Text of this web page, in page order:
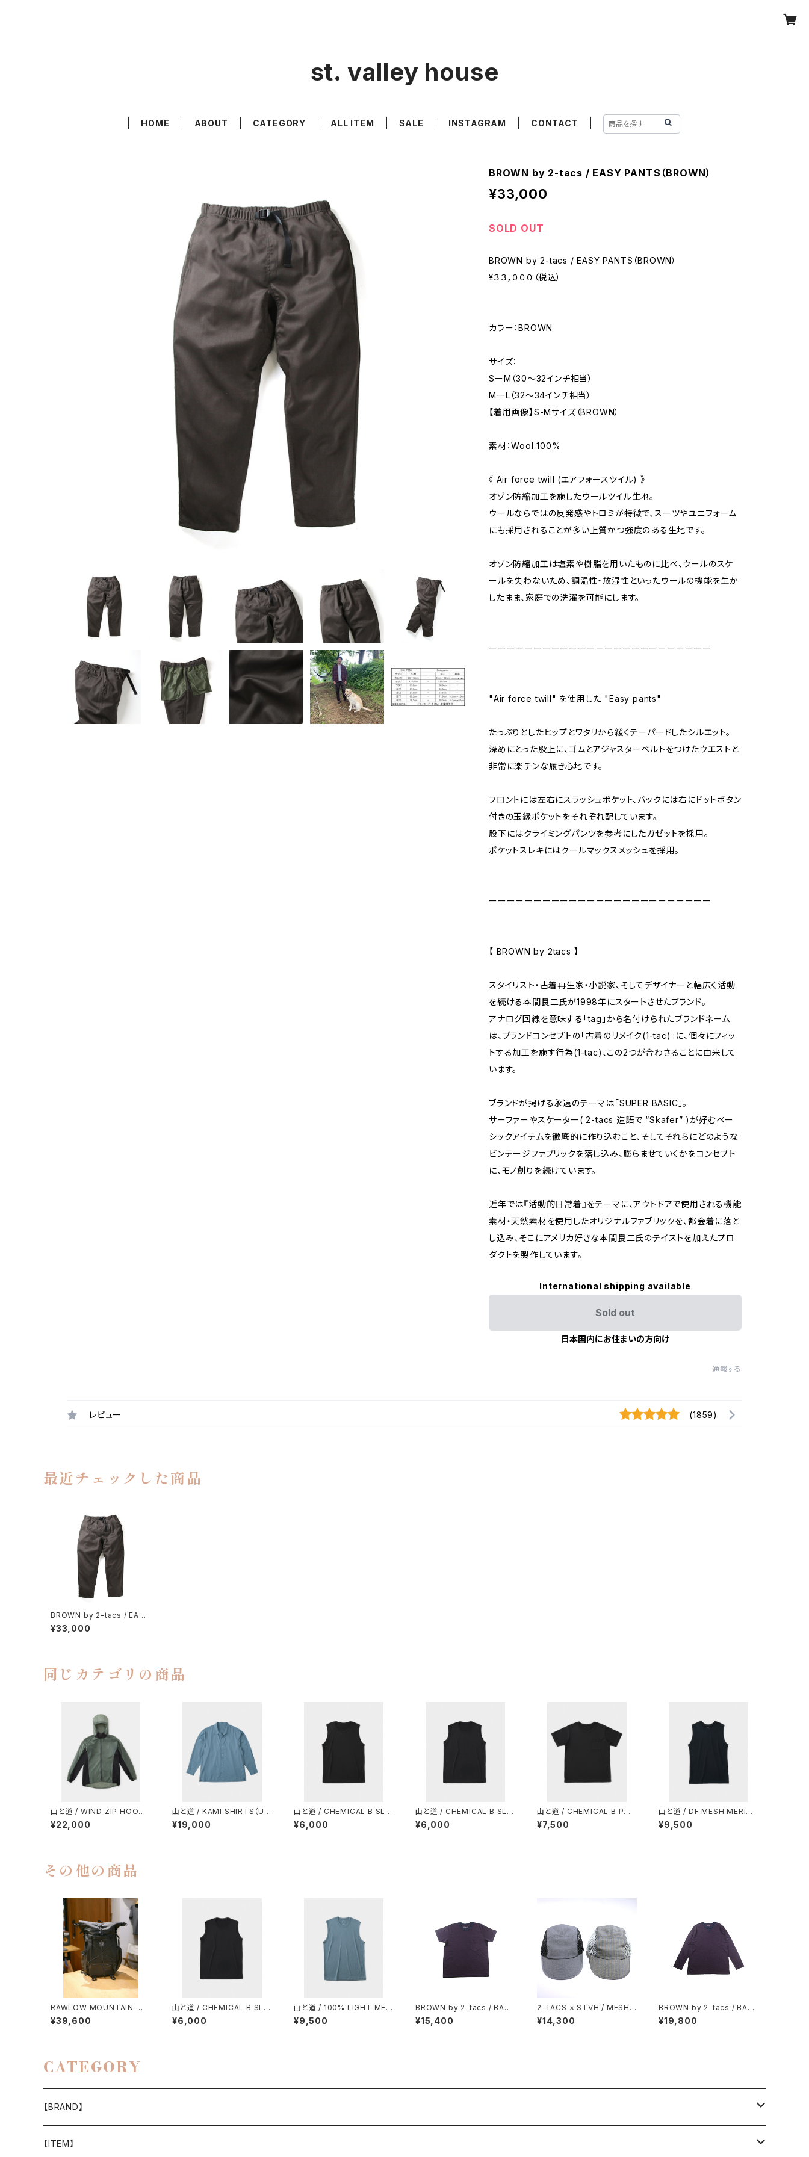
st. valley house
HOME ABOUT CATEGORY ALL ITEM SALE INSTAGRAM CONTACT
BROWN by 2-tacs / EASY PANTS（BROWN）
¥33,000
SOLD OUT
BROWN by 2-tacs / EASY PANTS（BROWN）
¥３３，０００（税込）
カラー：BROWN
サイズ：
SーM（30〜32インチ相当）
MーL（32〜34インチ相当）
【着用画像】S-Mサイズ（BROWN）
素材：Wool 100%
《 Air force twill (エアフォースツイル) 》
オゾン防縮加工を施したウールツイル生地。
ウールならではの反発感やトロミが特徴で、スーツやユニフォーム
にも採用されることが多い上質かつ強度のある生地です。
オゾン防縮加工は塩素や樹脂を用いたものに比べ、ウールのスケ
ールを失わないため、調温性・放湿性といったウールの機能を生か
したまま、家庭での洗濯を可能にします。
ーーーーーーーーーーーーーーーーーーーーーーーーー
"Air force twill" を使用した "Easy pants"
たっぷりとしたヒップとワタリから緩くテーパードしたシルエット。
深めにとった股上に、ゴムとアジャスターベルトをつけたウエストと
非常に楽チンな履き心地です。
フロントには左右にスラッシュポケット、バックには右にドットボタン
付きの玉縁ポケットをそれぞれ配しています。
股下にはクライミングパンツを参考にしたガゼットを採用。
ポケットスレキにはクールマックスメッシュを採用。
ーーーーーーーーーーーーーーーーーーーーーーーーー
【 BROWN by 2tacs 】
スタイリスト・古着再生家・小説家、そしてデザイナーと幅広く活動
を続ける本間良二氏が1998年にスタートさせたブランド。
アナログ回線を意味する「tag」から名付けられたブランドネーム
は、ブランドコンセプトの「古着のリメイク(1-tac)」に、個々にフィッ
トする加工を施す行為(1-tac)、この2つが合わさることに由来して
います。
ブランドが掲げる永遠のテーマは「SUPER BASIC」。
サーファーやスケーター( 2-tacs 造語で “Skafer” )が好むベー
シックアイテムを徹底的に作り込むこと、そしてそれらにどのような
ビンテージファブリックを落し込み、膨らませていくかをコンセプト
に、モノ創りを続けています。
近年では『活動的日常着』をテーマに、アウトドアで使用される機能
素材・天然素材を使用したオリジナルファブリックを、都会着に落と
し込み、そこにアメリカ好きな本間良二氏のテイストを加えたプロ
ダクトを製作しています。
International shipping available
Sold out
日本国内にお住まいの方向け
通報する
レビュー (1859)
最近チェックした商品
BROWN by 2-tacs / EASY
PANTS（BROWN）
¥33,000
同じカテゴリの商品
山と道 / WIND ZIP HOODY
（UNISEX）
¥22,000
山と道 / KAMI SHIRTS（UN
ISEX）
¥19,000
山と道 / CHEMICAL B SLE
EVELESS（MEN）
¥6,000
山と道 / CHEMICAL B SLE
EVELESS（WOMEN）
¥6,000
山と道 / CHEMICAL B POC
KET T-SHIRT（UNISEX）
¥7,500
山と道 / DF MESH MERINO
SLEEVELESS（MEN）
¥9,500
その他の商品
RAWLOW MOUNTAIN WO
RKS / RASCAL（BLACK）
¥39,600
山と道 / CHEMICAL B SLE
EVELESS（WOMEN）
¥6,000
山と道 / 100% LIGHT MERI
NO SLEEVELESS（MEN）
¥9,500
BROWN by 2-tacs / BAA
POCKET
¥15,400
2-TACS × STVH / MESH
JET CAP
¥14,300
BROWN by 2-tacs / BAA
CREW
¥19,800
CATEGORY
【BRAND】
山と道
【ITEM】